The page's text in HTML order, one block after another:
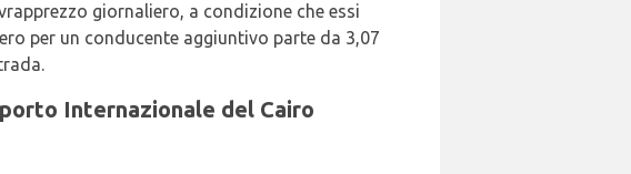
giornaliero, a condizione che essi
per un conducente aggiuntivo parte da 3,07
Internazionale del Cairo